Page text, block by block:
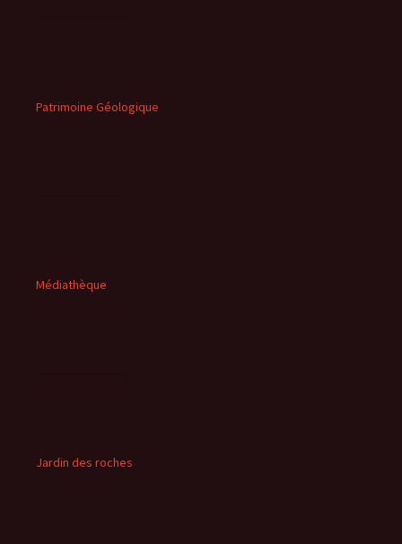
Patrimoine Géologique
Médiathèque
Jardin des roches